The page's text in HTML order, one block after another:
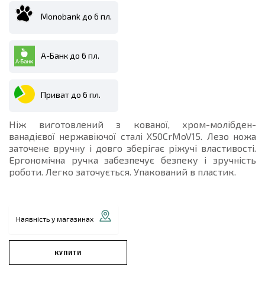
Monobank до 6 пл.
А-Банк до 6 пл.
Приват до 6 пл.
Ніж виготовлений з кованої, хром-молібден-
ванадієвої нержавіючої сталі X50CrMoV15. Лезо ножа
заточене вручну і довго зберігає ріжучі властивості.
Ергономічна ручка забезпечує безпеку і зручність
роботи. Легко заточується. Упакований в пластик.
Наявність у магазинах
КУПИТИ